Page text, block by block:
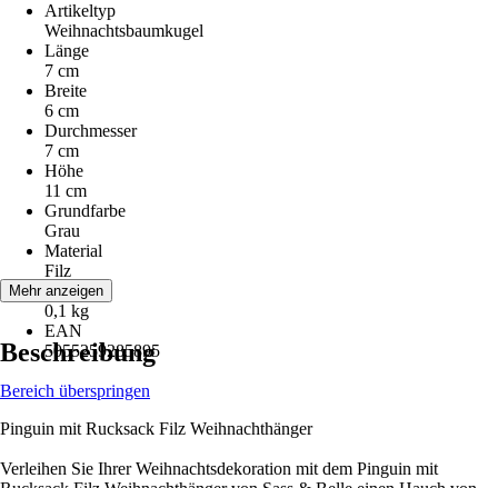
Artikeltyp
Weihnachtsbaumkugel
Länge
7 cm
Breite
6 cm
Durchmesser
7 cm
Höhe
11 cm
Grundfarbe
Grau
Material
Filz
Gewicht
0,1 kg
EAN
5055259285895
Mehr anzeigen
Beschreibung
Bereich überspringen
Pinguin mit Rucksack Filz Weihnachthänger
Verleihen Sie Ihrer Weihnachtsdekoration mit dem Pinguin mit